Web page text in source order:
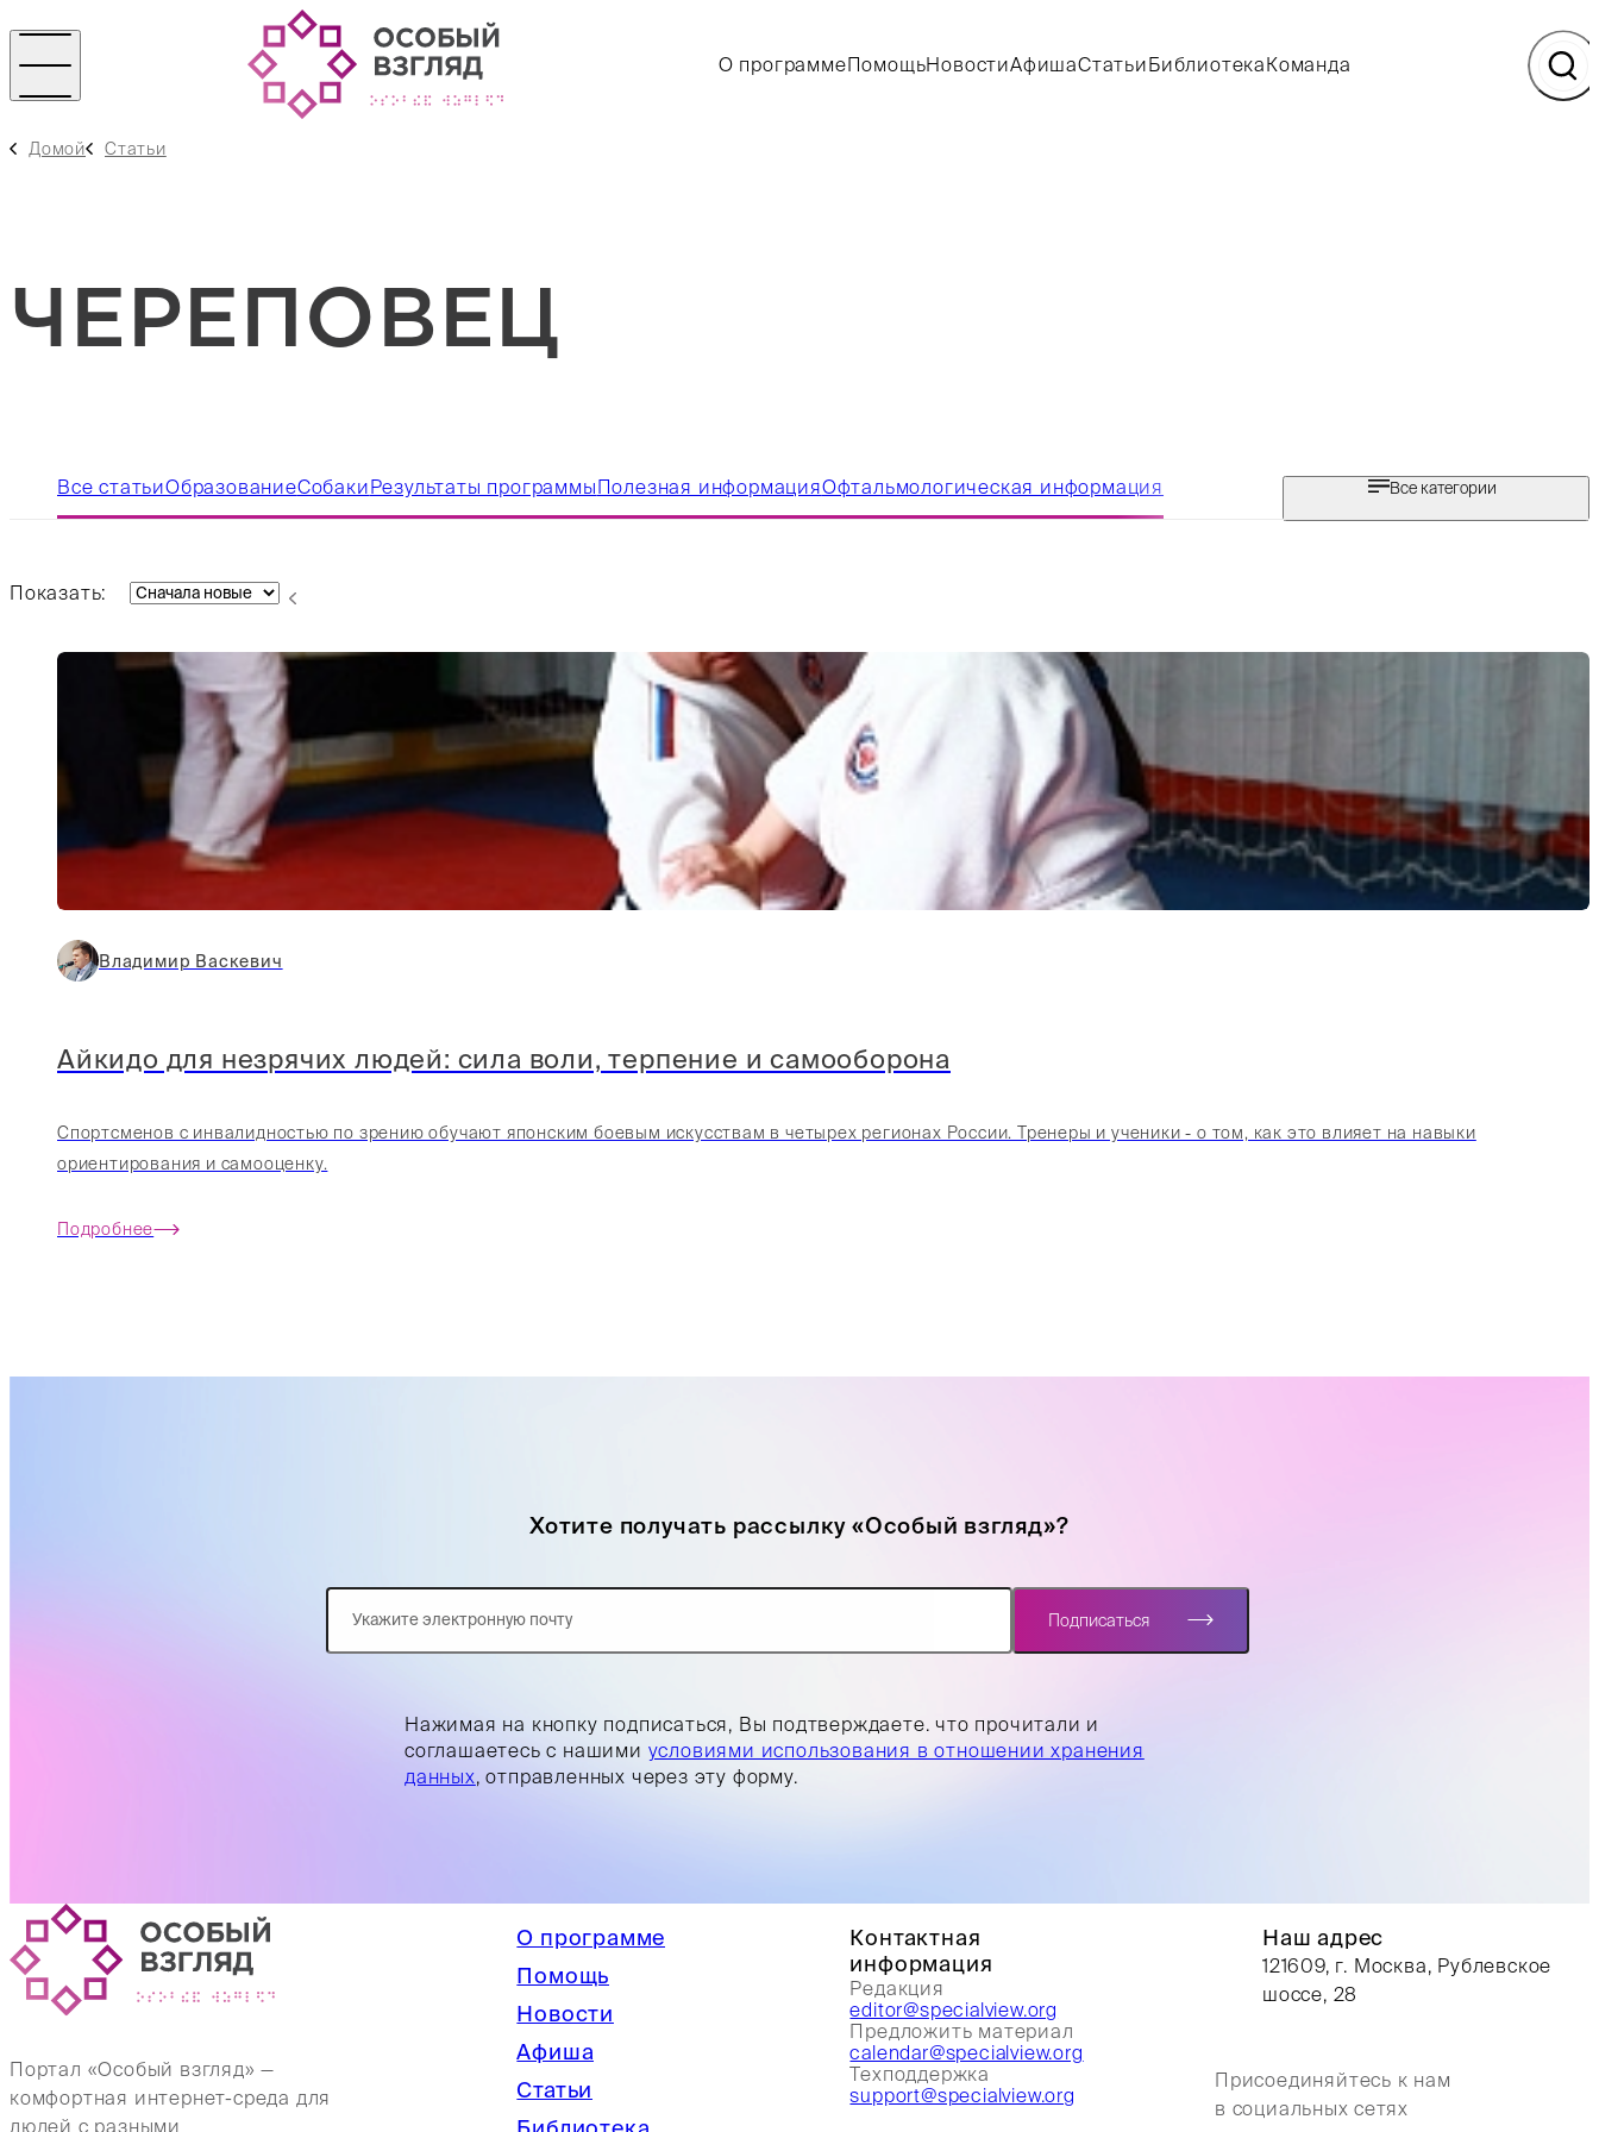
О программеПомощьНовостиАфишаСтатьиБиблиотекаКоманда
Домой Статьи
ЧЕРЕПОВЕЦ
Все статьиОбразованиеСобакиРезультаты программыПолезная информацияОфтальмологическая информация Все категории
Показать:
Владимир Васкевич
Айкидо для незрячих людей: сила воли, терпение и самооборона
Спортсменов с инвалидностью по зрению обучают японским боевым искусствам в четырех регионах России. Тренеры и ученики - о том, как это влияет на навыки
ориентирования и самооценку.
Подробнее
Хотите получать рассылку «Особый взгляд»?
Нажимая на кнопку подписаться, Вы подтверждаете. что прочитали и
соглашаетесь с нашими условиями использования в отношении хранения
данных , отправленных через эту форму.
Подписаться
Портал «Особый взгляд» —
комфортная интернет-среда для
людей с разными
О программе
Помощь
Новости
Афиша
Статьи
Контактная
информация
Редакция
editor@specialview.org
Предложить материал
calendar@specialview.org
Техподдержка
support@specialview.org
Наш адрес
121609, г. Москва, Рублевское
шоссе, 28
Присоединяйтесь к нам
в социальных сетях